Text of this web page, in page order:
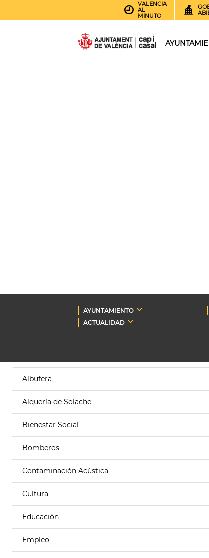
VALENCIA
AL
MINUTO
AYUNTAMIENTO
ACTUALIDAD
Albufera
Alquería de Solache
Bienestar Social
Bomberos
Contaminación Acústica
Cultura
Educación
Empleo